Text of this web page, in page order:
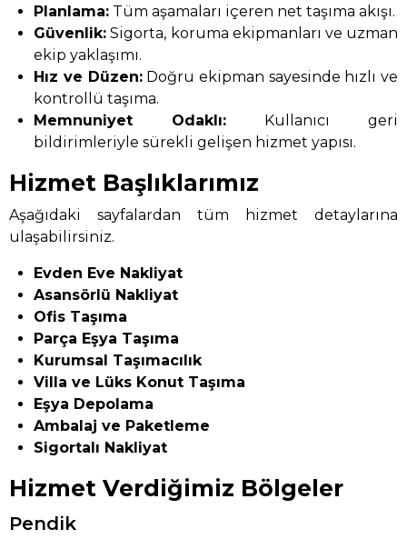
Planlama: Tüm aşamaları içeren net taşıma akışı.
Güvenlik: Sigorta, koruma ekipmanları ve uzman
ekip yaklaşımı.
Hız ve Düzen:Doğru ekipman sayesinde hızlı ve
kontrollü taşıma.
Memnuniyet Odaklı: Kullanıcı geri
bildirimleriyle sürekli gelişen hizmet yapısı.
Hizmet Başlıklarımız
Aşağıdaki sayfalardan tüm hizmet detaylarına
ulaşabilirsiniz.
Evden Eve Nakliyat
Asansörlü Nakliyat
Ofis Taşıma
Parça Eşya Taşıma
Kurumsal Taşımacılık
Villa ve Lüks Konut Taşıma
Eşya Depolama
Ambalaj ve Paketleme
Sigortalı Nakliyat
Hizmet Verdiğimiz Bölgeler
Pendik